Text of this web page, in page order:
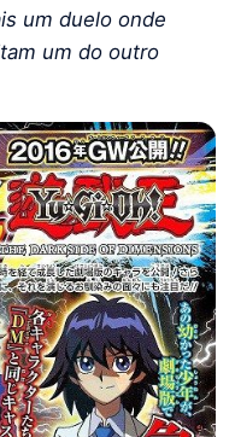
um duelo onde
um do outro